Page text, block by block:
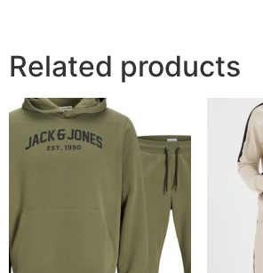
Related products